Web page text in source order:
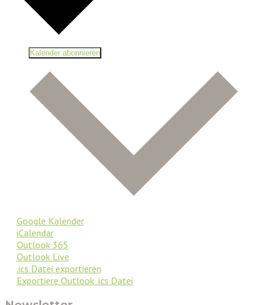
Kalender abonnieren
Google Kalender
iCalendar
Outlook 365
Outlook Live
.ics Datei exportieren
Exportiere Outlook .ics Datei